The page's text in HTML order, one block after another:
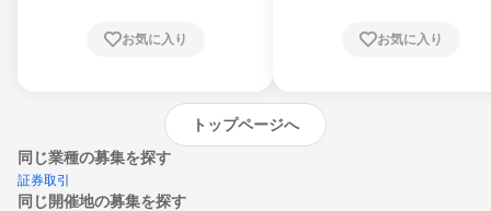
お気に入り お気に入り
トップページへ
同じ業種の募集を探す
証券取引
同じ開催地の募集を探す